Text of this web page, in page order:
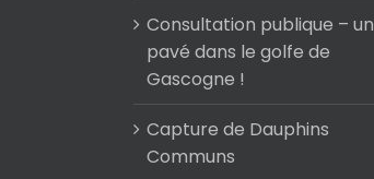
Consultation publique – un
pavé dans le golfe de
Gascogne !
Capture de Dauphins
Communs